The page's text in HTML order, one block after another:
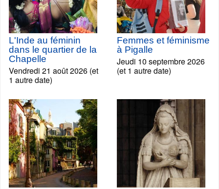
L'Inde au féminin
dans le quartier de la
Chapelle
Vendredi 21 août 2026 (et
1 autre date)
Femmes et féminisme
à Pigalle
Jeudi 10 septembre 2026
(et 1 autre date)